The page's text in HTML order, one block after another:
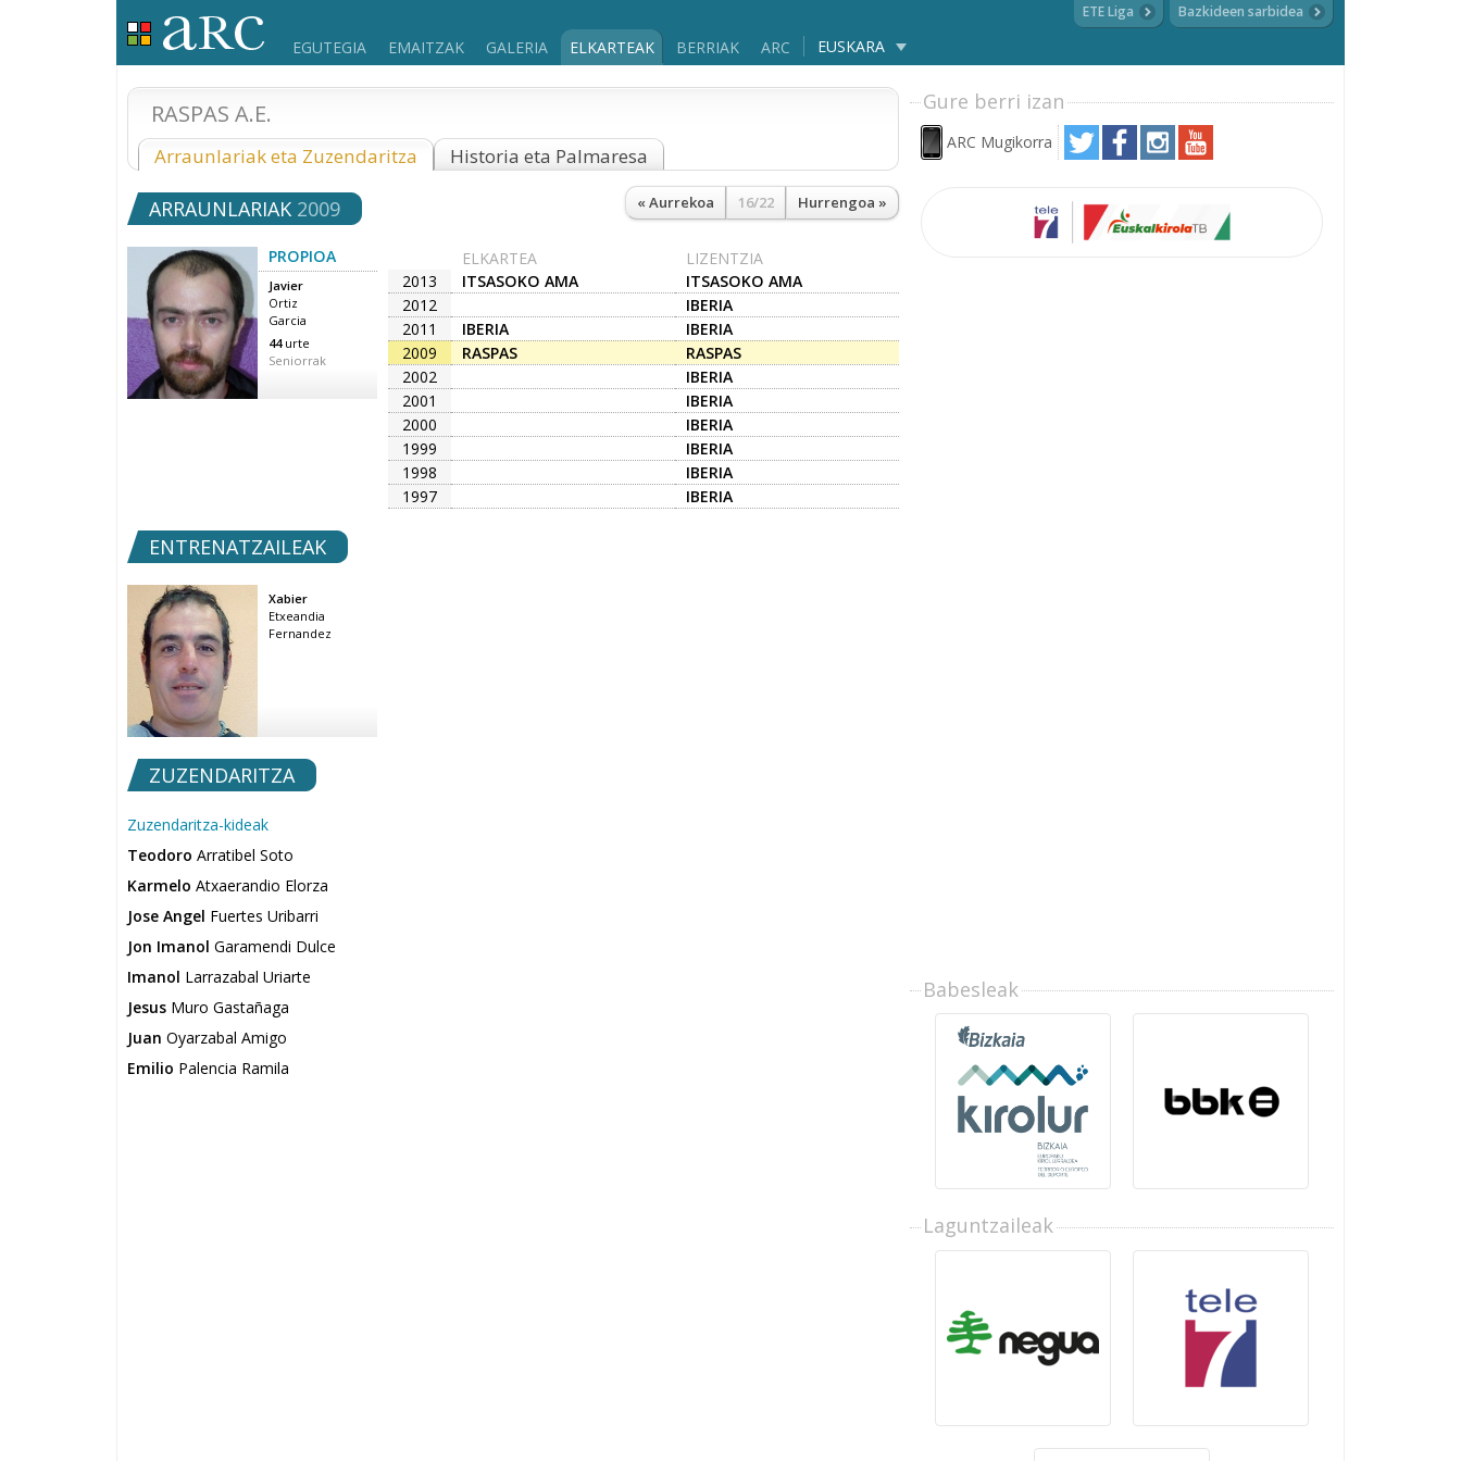
EGUTEGIA EMAITZAK GALERIA ELKARTEAK BERRIAK ARC EUSKARA
ETE Liga Bazkideen sarbidea
RASPAS A.E.
Arraunlariak eta Zuzendaritza Historia eta Palmaresa
« Aurrekoa 16/22 Hurrengoa »
ARRAUNLARIAK 2009
PROPIOA
Javier
Ortiz
Garcia
44urte
Seniorrak
ELKARTEA
LIZENTZIA
2013
ITSASOKO AMA
ITSASOKO AMA
2012
IBERIA
2011
IBERIA
IBERIA
2009
RASPAS
RASPAS
2002
IBERIA
2001
IBERIA
2000
IBERIA
1999
IBERIA
1998
IBERIA
1997
IBERIA
ENTRENATZAILEAK
Xabier
Etxeandia
Fernandez
ZUZENDARITZA
Zuzendaritza-kideak
Teodoro Arratibel Soto
Karmelo Atxaerandio Elorza
Jose Angel Fuertes Uribarri
Jon Imanol Garamendi Dulce
Imanol Larrazabal Uriarte
Jesus Muro Gastañaga
Juan Oyarzabal Amigo
Emilio Palencia Ramila
Gure berri izan
ARC Mugikorra
Babesleak
Laguntzaileak